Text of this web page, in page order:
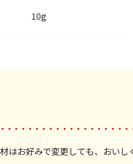
10g
はお好みで変更しても、おいし